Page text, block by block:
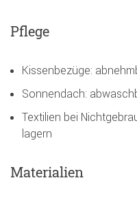
Pflege
Kissenbezüge:
Sonnendach:
Textilien bei
lagern
Materialien